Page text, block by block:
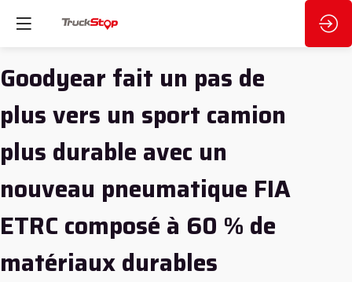
Goodyear fait un pas de
plus vers un sport camion
plus durable avec un
nouveau pneumatique FIA
ETRC composé à 60 % de
matériaux durables